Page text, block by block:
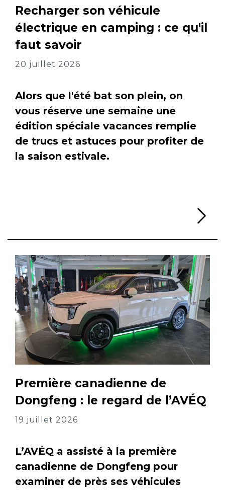
Recharger son véhicule
électrique en camping : ce qu'il
faut savoir
20 juillet 2026
Alors que l'été bat son plein, on
vous réserve une semaine une
édition spéciale vacances remplie
de trucs et astuces pour profiter de
la saison estivale.
Première canadienne de
Dongfeng : le regard de l’AVÉQ
19 juillet 2026
L’AVÉQ a assisté à la première
canadienne de Dongfeng pour
examiner de près ses véhicules